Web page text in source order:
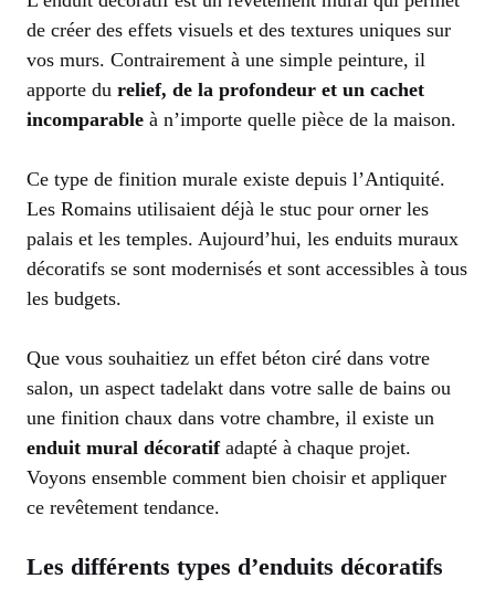
de créer des effets visuels et des textures uniques sur
vos murs. Contrairement à une simple peinture, il
apporte du relief, de la profondeur et un cachet
incomparable à n’importe quelle pièce de la maison.
Ce type de finition murale existe depuis l’Antiquité.
Les Romains utilisaient déjà le stuc pour orner les
palais et les temples. Aujourd’hui, les enduits muraux
décoratifs se sont modernisés et sont accessibles à tous
les budgets.
Que vous souhaitiez un effet béton ciré dans votre
salon, un aspect tadelakt dans votre salle de bains ou
une finition chaux dans votre chambre, il existe un
enduit mural décoratifadapté à chaque projet.
Voyons ensemble comment bien choisir et appliquer
ce revêtement tendance.
Les différents types d’enduits décoratifs